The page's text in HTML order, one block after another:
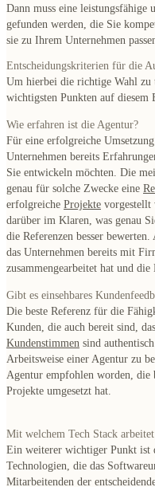
Dann muss eine leistungsfähige
gefunden werden, die Sie
sie zu Ihrem Unternehmen
Entscheidungskriterien für die
Um hierbei die richtige Wahl zu
wichtigsten Punkten auf diesem
Wie erfahren ist die Agentur?
Für eine erfolgreiche
Unternehmen bereits
Sie entwickeln möchten. Die
genau für solche Zwecke eine
erfolgreiche Projekte vorgestellt
darüber im Klaren, was genau
die Referenzen besser
das Unternehmen bereits mit
zusammengearbeitet hat und
Gibt es einsehbares
Die beste Referenz für die
Kunden, die auch bereit sind,
Kundenstimmen sind
Arbeitsweise einer Agentur zu
Agentur empfohlen worden,
Projekte umgesetzt hat.
Mit welchem Tech Stack
Ein weiterer wichtiger Punkt ist
Technologien, die das
Mitarbeitenden der